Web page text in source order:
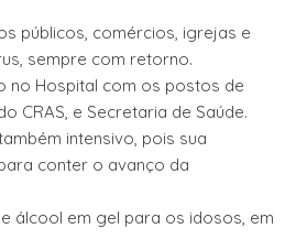
públicos, comércios, igrejas e
sempre com retorno.
no Hospital com os postos de
CRAS, e Secretaria de Saúde.
intensivo, pois sua
conter o avanço da
álcool em gel para os idosos, em